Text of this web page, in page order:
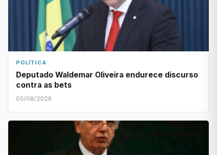
POLÍTICA
Deputado Waldemar Oliveira endurece discurso
contra as bets
05/08/2026